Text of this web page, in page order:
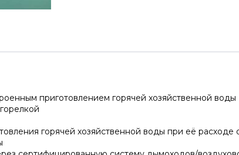
приготовлением горячей хозяйственной воды
горячей хозяйственной воды при её расходе